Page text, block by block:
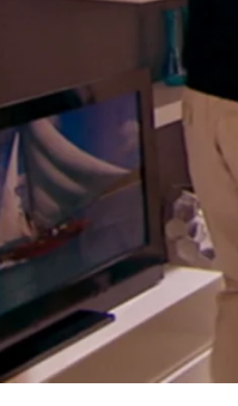
de 2015, 19:28